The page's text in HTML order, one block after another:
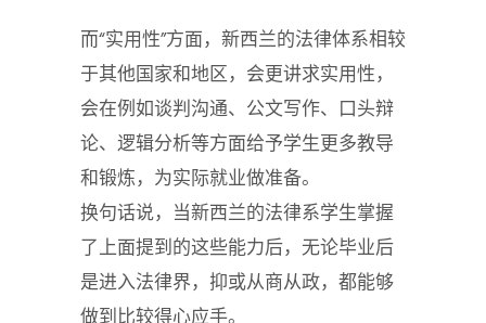
而“实用性”方面，新西兰的法律体系相较
于其他国家和地区，会更讲求实用性，
会在例如谈判沟通、公文写作、口头辩
论、逻辑分析等方面给予学生更多教导
和锻炼，为实际就业做准备。
换句话说，当新西兰的法律系学生掌握
了上面提到的这些能力后，无论毕业后
是进入法律界，抑或从商从政，都能够